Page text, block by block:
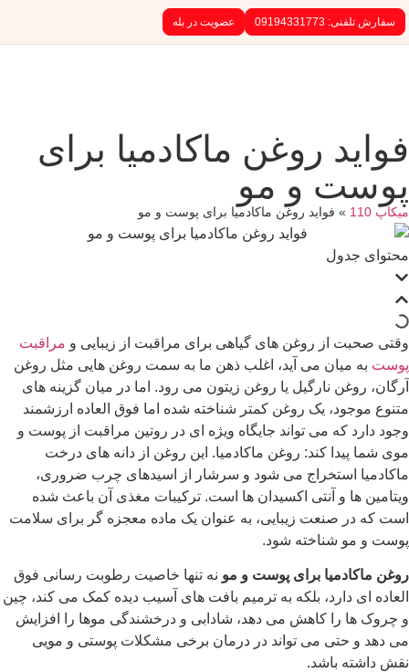
عضویت در بله
روغن ماکادمیا برای
و مو
فواید روغن ماکادمیا برای پوست و مو
روغن های گیاهی برای مراقبت از زیبایی و مراقبت
می آید، اغلب ذهن ما به سمت روغن هایی مثل روغن
نارگیل یا روغن زیتون می رود. اما در میان گزینه های
یک روغن کمتر شناخته شده اما فوق العاده ارزشمند
می تواند جایگاه ویژه ای در روتین مراقبت از پوست و
کند: روغن ماکادمیا. این روغن از دانه های درخت
می شود و سرشار از اسیدهای چرب ضروری،
و آنتی اکسیدان ها است. ترکیبات مغذی آن باعث شده
زیبایی، به عنوان یک ماده معجزه گر برای سلامت
شناخته شود.
برای پوست و مونه تنها خاصیت رطوبت رسانی فوق
بلکه به ترمیم بافت های آسیب دیده کمک می کند، چین
کاهش می دهد، شادابی و درخشندگی موها را افزایش
می تواند در درمان برخی مشکلات پوستی و مویی
باشد.